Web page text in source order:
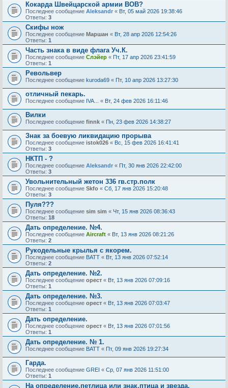
Кокарда Швейцарской армии ВОВ?
Последнее сообщение Aleksandr « Вт, 05 май 2026 19:38:46
Ответы: 3
Скифы нож
Последнее сообщение Маршан « Вт, 28 апр 2026 12:54:26
Ответы: 1
Часть знака в виде флага Уч.К.
Последнее сообщение Слэйер « Пт, 17 апр 2026 23:41:59
Ответы: 1
Револьвер
Последнее сообщение kuroda69 « Пт, 10 апр 2026 13:27:30
отличный пекарь.
Последнее сообщение IVA... « Вт, 24 фев 2026 16:11:46
Вилки
Последнее сообщение finnk « Пн, 23 фев 2026 14:38:27
Знак за боевую ликвидацию прорыва
Последнее сообщение istok026 « Вс, 15 фев 2026 16:41:41
Ответы: 3
НКТП - ?
Последнее сообщение Aleksandr « Пт, 30 янв 2026 22:42:00
Ответы: 3
Увольнительный жетон 336 гв.стр.полк
Последнее сообщение Skfo « Сб, 17 янв 2026 15:20:48
Ответы: 3
Пуля???
Последнее сообщение sim sim « Чт, 15 янв 2026 08:36:43
Ответы: 18
Дать определение. №4.
Последнее сообщение Aircraft « Вт, 13 янв 2026 08:21:26
Ответы: 2
Рукодельные крылья с якорем.
Последнее сообщение BATT « Вт, 13 янв 2026 07:52:14
Ответы: 2
Дать определение. №2.
Последнее сообщение орест « Вт, 13 янв 2026 07:09:16
Ответы: 1
Дать определение. №3.
Последнее сообщение орест « Вт, 13 янв 2026 07:03:47
Ответы: 1
Дать определение.
Последнее сообщение орест « Вт, 13 янв 2026 07:01:56
Ответы: 1
Дать определение. № 1.
Последнее сообщение BATT « Пт, 09 янв 2026 19:27:34
Гарда.
Последнее сообщение GREI « Ср, 07 янв 2026 11:51:00
Ответы: 1
На определение,петлица или знак,птица и звезда.